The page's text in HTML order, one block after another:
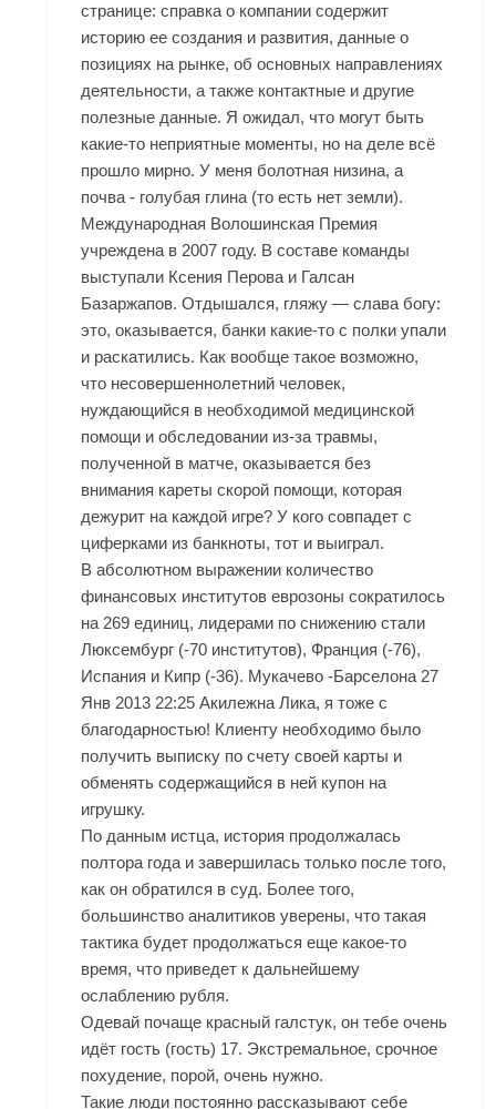
странице: справка о компании содержит
историю ее создания и развития, данные о
позициях на рынке, об основных направлениях
деятельности, а также контактные и другие
полезные данные. Я ожидал, что могут быть
какие-то неприятные моменты, но на деле всё
прошло мирно. У меня болотная низина, а
почва - голубая глина (то есть нет земли).
Международная Волошинская Премия
учреждена в 2007 году. В составе команды
выступали Ксения Перова и Галсан
Базаржапов. Отдышался, гляжу — слава богу:
это, оказывается, банки какие-то с полки упали
и раскатились. Как вообще такое возможно,
что несовершеннолетний человек,
нуждающийся в необходимой медицинской
помощи и обследовании из-за травмы,
полученной в матче, оказывается без
внимания кареты скорой помощи, которая
дежурит на каждой игре? У кого совпадет с
циферками из банкноты, тот и выиграл.
В абсолютном выражении количество
финансовых институтов еврозоны сократилось
на 269 единиц, лидерами по снижению стали
Люксембург (-70 институтов), Франция (-76),
Испания и Кипр (-36). Мукачево -Барселона 27
Янв 2013 22:25 Акилежна Лика, я тоже с
благодарностью! Клиенту необходимо было
получить выписку по счету своей карты и
обменять содержащийся в ней купон на
игрушку.
По данным истца, история продолжалась
полтора года и завершилась только после того,
как он обратился в суд. Более того,
большинство аналитиков уверены, что такая
тактика будет продолжаться еще какое-то
время, что приведет к дальнейшему
ослаблению рубля.
Одевай почаще красный галстук, он тебе очень
идёт гость (гость) 17. Экстремальное, срочное
похудение, порой, очень нужно.
Такие люди постоянно рассказывают себе